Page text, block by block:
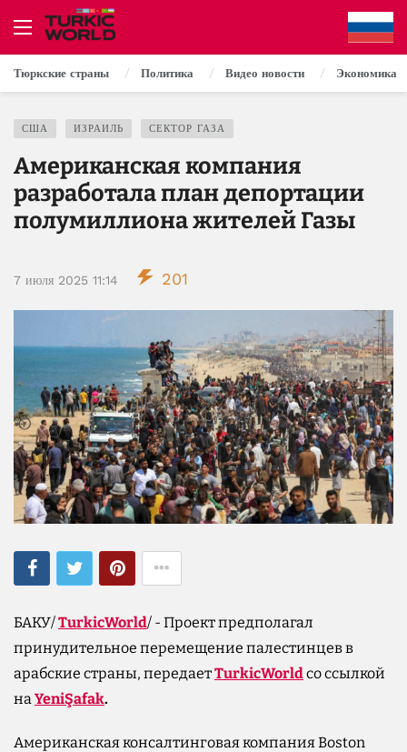
Тюркские страны Политика Видео новости Экономика
США ИЗРАИЛЬ СЕКТОР ГАЗА
Американская компания
разработала план депортации
полумиллиона жителей Газы
7 июля 2025 11:14 201
БАКУ/TurkicWorld/ - Проект предполагал
принудительное перемещение палестинцев в
арабские страны, передаетTurkicWorldсо ссылкой
наYeniŞafak.
Американская консалтинговая компания Boston